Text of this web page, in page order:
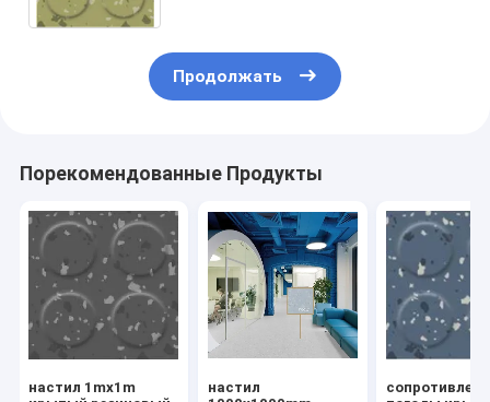
Продолжать
Порекомендованные Продукты
настил 1mx1m
настил